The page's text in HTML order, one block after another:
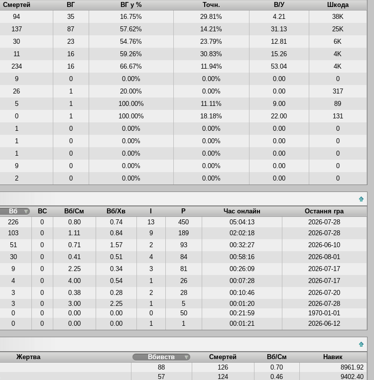
Смертей ВГ ВГ у % Точн. В/У
Шкода
94 35 16.75% 29.81% 4.21
38K
137 87 57.62% 14.21% 31.13
25K
30 23 54.76% 23.79% 12.81
6K
11 16 59.26% 30.83% 15.26
4K
234 16 66.67% 11.94% 53.04
4K
9 0 0.00% 0.00% 0.00
0
26 1 20.00% 0.00% 0.00
317
5 1 100.00% 11.11% 9.00
89
0 1 100.00% 18.18% 22.00
131
1 0 0.00% 0.00% 0.00
0
1 0 0.00% 0.00% 0.00
0
1 0 0.00% 0.00% 0.00
0
9 0 0.00% 0.00% 0.00
0
2 0 0.00% 0.00% 0.00 0
Вб ВС Вб/См Вб/Хв Р Час онлайн
Остання гра
226 0 0.80 0.74 13 450 05:04:13
2026-07-28
103 0 1.11 0.84 9 189 02:02:18
2026-07-28
51 0 0.71 1.57 2 93 00:32:27
2026-06-10
30 0 0.41 0.51 4 84 00:58:16
2026-08-01
9 0 2.25 0.34 3 81 00:26:09
2026-07-17
4 0 4.00 0.54 1 26 00:07:28
2026-07-17
3 0 0.38 0.28 2 28 00:10:46
2026-07-20
3 0 3.00 2.25 1 5 00:01:20
2026-07-28
0 0 0.00 0.00 0 50 00:21:59
1970-01-01
0 0 0.00 0.00 1 1 00:01:21 2026-06-12
Жертва Вбивств Смертей Вб/См
Навик
88 126 0.70
8961.92
57 124 0.46 9402.40